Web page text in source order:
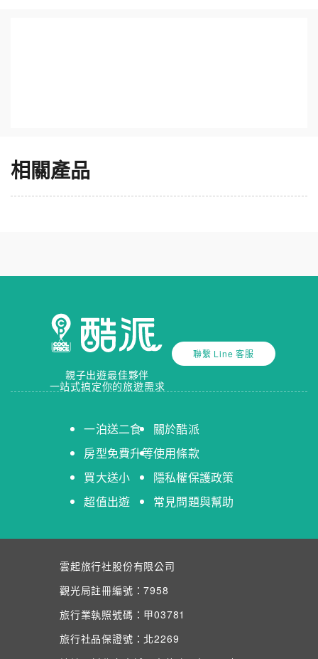
相關產品
親子出遊最佳夥伴
一站式搞定你的旅遊需求
聯繫 Line 客服
一泊送二食
房型免費升等
買大送小
超值出遊
關於酷派
使用條款
隱私權保護政策
常見問題與幫助
雲起旅行社股份有限公司
觀光局註冊編號：7958
旅行業執照號碼：甲03781
旅行社品保證號：北2269